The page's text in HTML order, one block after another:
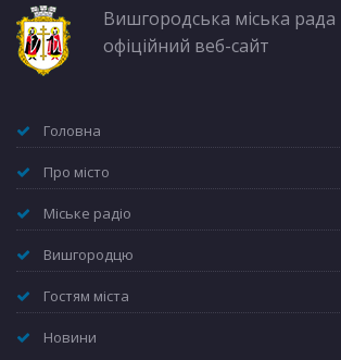
Вишгородська міська рада
офіційний веб-сайт
Головна
Про місто
Міське радіо
Вишгородцю
Гостям міста
Новини